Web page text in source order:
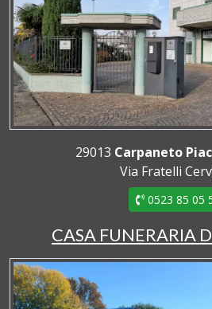
29013 Carpaneto
Via Fratelli
0523 85 05
CASA FUNERARIA